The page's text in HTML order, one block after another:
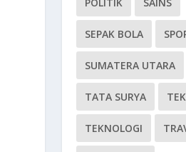
POLITIK SAINS
SEPAK BOLA
SUMATERA UTARA
TATA SURYA
TEKNOLOGI